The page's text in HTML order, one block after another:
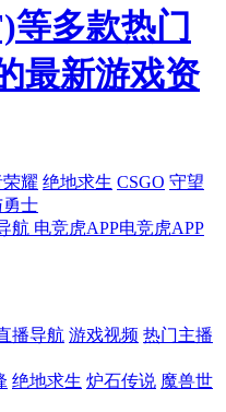
等多款热门
最新游戏资
耀 绝地求生 CSGO 守望
士
航 电竞虎APP电竞虎APP
播导航 游戏视频 热门主播
绝地求生 炉石传说 魔兽世